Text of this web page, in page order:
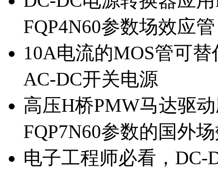
FQP4N60参数场效应
10A电流的MOS管可
AC-DC开关电源
高压H桥PMW马达驱
FQP7N60参数的国外
电子工程师必看，DC-